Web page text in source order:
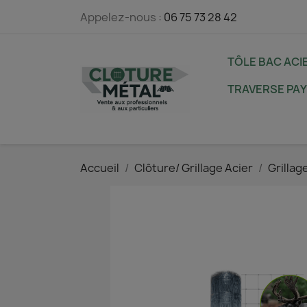
Appelez-nous : 06 75 73 28 42
TÔLE BAC
TRAVERSE
Accueil Clôture/ Grillage Acier